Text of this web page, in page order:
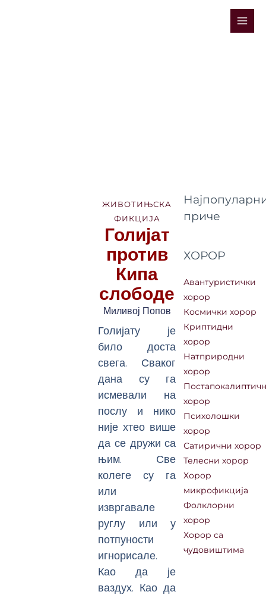
Main
ЖИВОТИЊСКА
ФИКЦИЈА
Голијат
против
Кипа
слободе
Миливој Попов
Голијату је
било доста
свега. Сваког
дана су га
исмевали на
послу и нико
није хтео више
да се дружи са
њим. Све
колеге су га
или
извргавале
руглу или у
потпуности
игнорисале.
Као да је
ваздух. Као да
приче
ХОРОР
Авантуристички
хорор
Космички хорор
Криптидни
хорор
Натприродни
хорор
хорор
Психолошки
хорор
Сатирични хорор
Телесни хорор
Хорор
микрофикција
Фолклорни
хорор
Хорор са
чудовиштима